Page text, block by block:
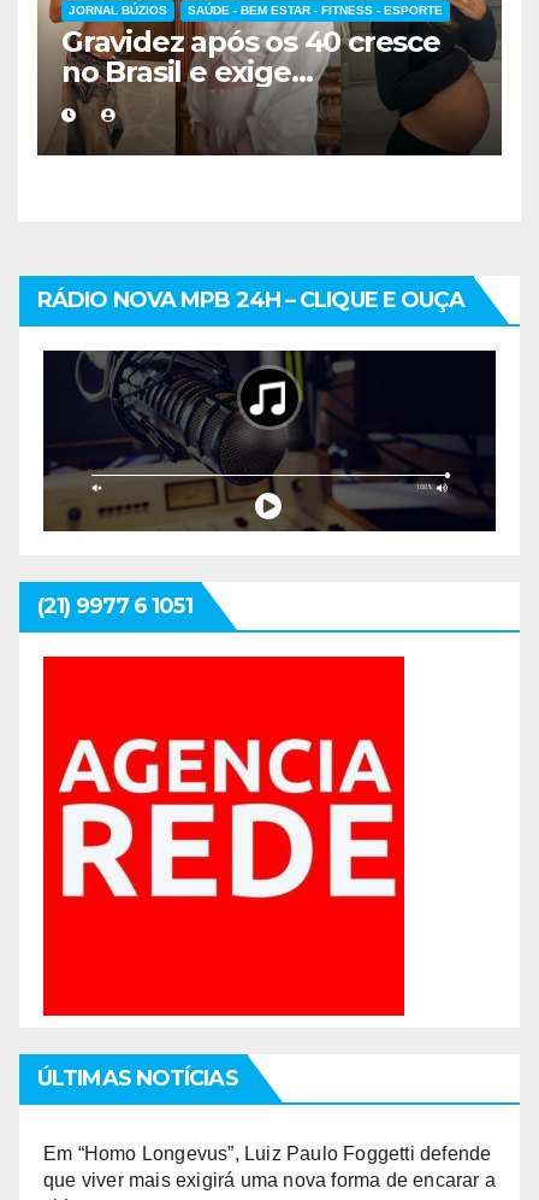
JORNAL BÚZIOS SAÚDE - BEM ESTAR - FITNESS - ESPORTE
Gravidez após os 40 cresce
no Brasil e exige
acompanhamento médico
mais cuidadoso
RÁDIO NOVA MPB 24H – CLIQUE E OUÇA
(21) 9977 6 1051
ÚLTIMAS NOTÍCIAS
Em “Homo Longevus”, Luiz Paulo Foggetti defende
que viver mais exigirá uma nova forma de encarar a